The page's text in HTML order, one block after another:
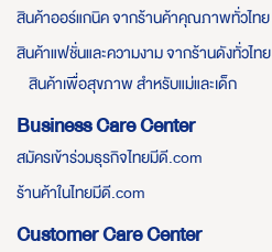
สินค้าออร์แกนิค จากร้านค้าคุณภาพทั่วไทย
สินค้าแฟชั่นและความงาม จากร้านดังทั่วไทย
สินค้าเพื่อสุขภาพ สำหรับแม่และเด็ก
Business Care Center
สมัครเข้าร่วมธุรกิจไทยมีดี.com
ร้านค้าในไทยมีดี.com
Customer Care Center